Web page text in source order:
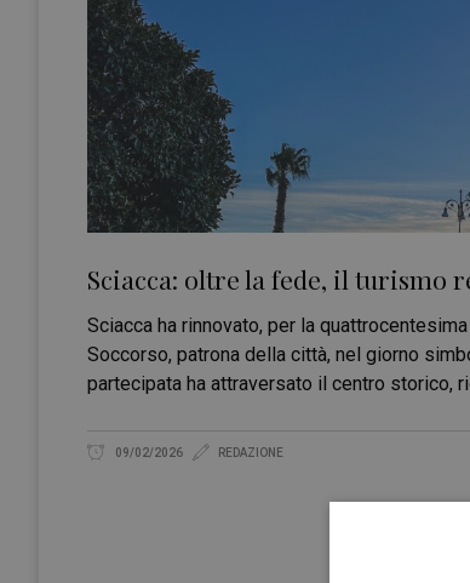
Sciacca: oltre la fede, il turismo
Sciacca ha rinnovato, per la
Soccorso, patrona della città, nel giorno
partecipata ha attraversato il centro storico,
09/02/2026 REDAZIONE